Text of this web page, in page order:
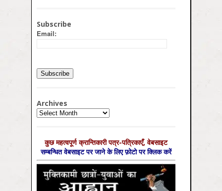
Subscribe
Email:
Archives
Archives
कुछ महत्‍वपूर्ण क्रान्तिकारी पत्र-पत्रिकाएँ, वेबसाइट
सम्‍बन्धित वेबसाइट पर जाने के लिए फ़ोटो पर क्लिक करें